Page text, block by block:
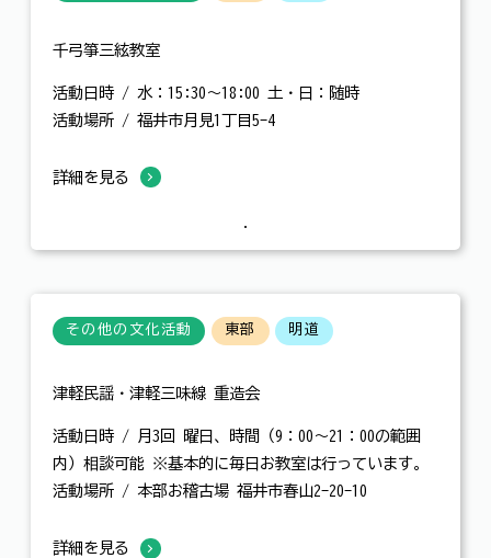
千弓箏三絃教室
活動日時 / 水：15:30～18:00 土・日：随時
活動場所 / 福井市月見1丁目5-4
詳細を見る
その他の文化活動 東部 明道
津軽民謡・津軽三味線 重造会
活動日時 / 月3回 曜日、時間（9：00～21：00の範囲
内）相談可能 ※基本的に毎日お教室は行っています。
活動場所 / 本部お稽古場 福井市春山2-20-10
詳細を見る